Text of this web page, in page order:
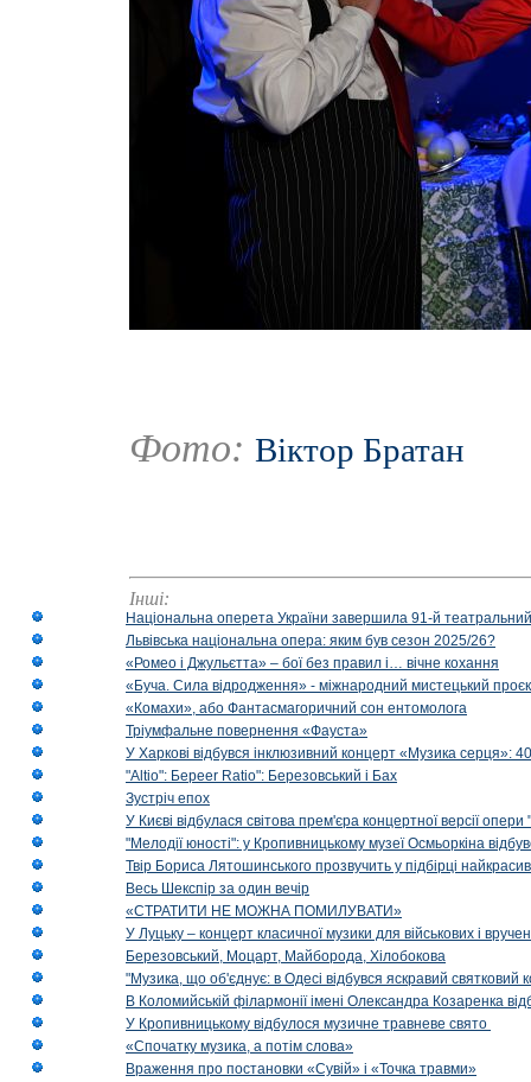
Фото: Віктор Братан
Інші:
Національна оперета України завершила 91-й
Львівська національна опера: яким був сезон 2025/26?
«Ромео і Джульєтта» – бої без правил і… вічне кохання
«Буча. Сила відродження» - міжнародний мистецький
«Комахи», або Фантасмагоричний сон ентомолога
Тріумфальне повернення «Фауста»
У Харкові відбувся інклюзивний концерт «Музика серця»:
"Altio": Береer Ratio": Березовський і Бах
Зустріч епох
У Києві відбулася світова прем'єра концертної версії
"Мелодії юності": у Кропивницькому музеї Осмьоркіна
Твір Бориса Лятошинського прозвучить у підбірці
Весь Шекспір за один вечір
«СТРАТИТИ НЕ МОЖНА ПОМИЛУВАТИ»
У Луцьку – концерт класичної музики для військових і
Березовський, Моцарт, Майборода, Хілобокова
"Музика, що об'єднує: в Одесі відбувся яскравий
В Коломийській філармонії імені Олександра Козаренка
У Кропивницькому відбулося музичне травневе свято
«Спочатку музика, а потім слова»
Враження про постановки «Сувій» і «Точка травми»